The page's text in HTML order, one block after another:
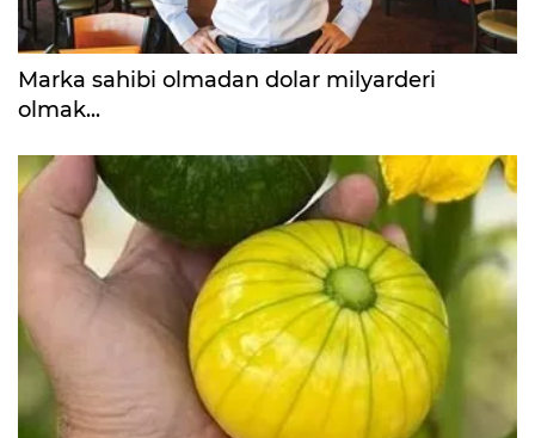
Marka sahibi olmadan dolar milyarderi
olmak...